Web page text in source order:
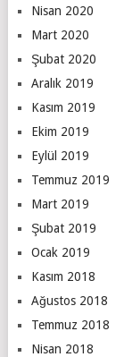
Nisan 2020
Mart 2020
Şubat 2020
Aralık 2019
Kasım 2019
Ekim 2019
Eylül 2019
Temmuz 2019
Mart 2019
Şubat 2019
Ocak 2019
Kasım 2018
Ağustos 2018
Temmuz 2018
Nisan 2018